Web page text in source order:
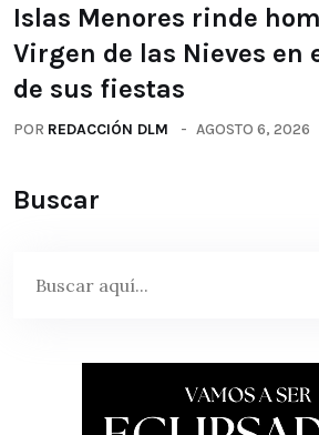
Islas Menores rinde
Virgen de las Nieves en
de sus fiestas
POR REDACCIÓN DLM AGOSTO 6, 2026
Buscar